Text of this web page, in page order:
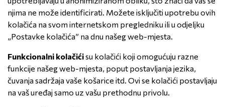
njima ne može identificirati. Možete isključiti upotrebu ovih
kolačića na svom internetskom pregledniku ili u odjeljku
„Postavke kolačića” na dnu našeg web-mjesta.
Funkcionalni kolačićisu kolačići koji omogućuju razne
funkcije našeg web-mjesta, poput postavljanja jezika,
čuvanja sadržaja vaše košarice itd. Ovi se kolačići postavljaju
na vaš uređaj samo uz vašu prethodnu privolu.